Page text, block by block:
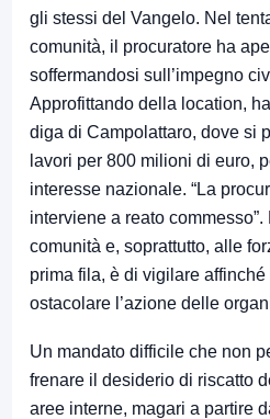
gli stessi del Vangelo. Nel
comunità, il procuratore ha
soffermandosi sull’impegno
Approfittando della location,
diga di Campolattaro, dove si
lavori per 800 milioni di euro,
interesse nazionale. “La
interviene a reato commesso”.
comunità e, soprattutto, alle
prima fila, è di vigilare
ostacolare l’azione delle
Un mandato difficile che non
frenare il desiderio di riscatto
aree interne, magari a partire